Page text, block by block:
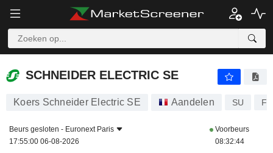
SCHNEIDER ELECTRIC SE
SCHNEIDER ELECTRIC SE
Koers Schneider Electric SE Aandelen SU
Beurs gesloten - Euronext Paris
17:55:00 06-08-2026
Voorbeurs
08:32:44